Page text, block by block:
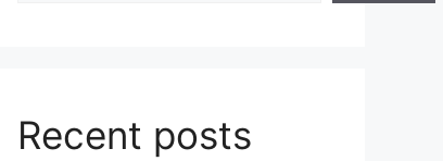
Recent posts